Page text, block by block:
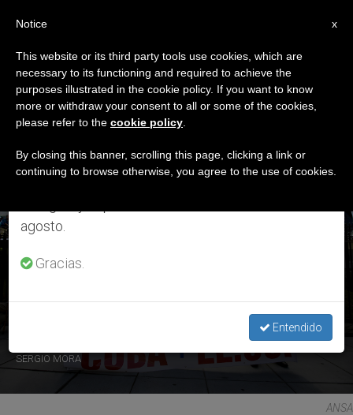
ETIQUETA
Posts Tagged ‘kerry’
ÚLTIMAS NOTICIAS
El cardenal Ortega valora positivamente la visita de Obama a
SERGIO MORA
ANSA
×
Aviso importante
Del 27 de julio al 7 de agosto haremos la pausa
anual, aprovechando que en el periodo de verano
se generan menos informaciones y también el
agosto.
Gracias.
Entendido
x
Notice
This website or its third party tools use cookies, which are
necessary to its functioning and required to achieve the
purposes illustrated in the cookie policy. If you want to know
more or withdraw your consent to all or some of the cookies,
please refer to the cookie policy
By closing this banner, scrolling this page, clicking a link or
continuing to browse otherwise, you agree to the use of cookies.